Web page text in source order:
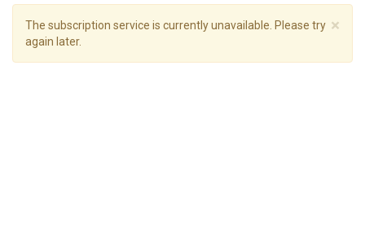
×
The subscription service is currently unavailable. Please try
again later.